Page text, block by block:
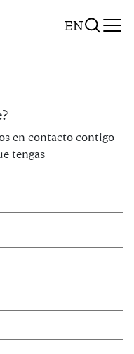
EN
en contacto contigo
tengas